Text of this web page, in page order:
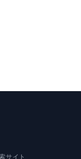
サイト